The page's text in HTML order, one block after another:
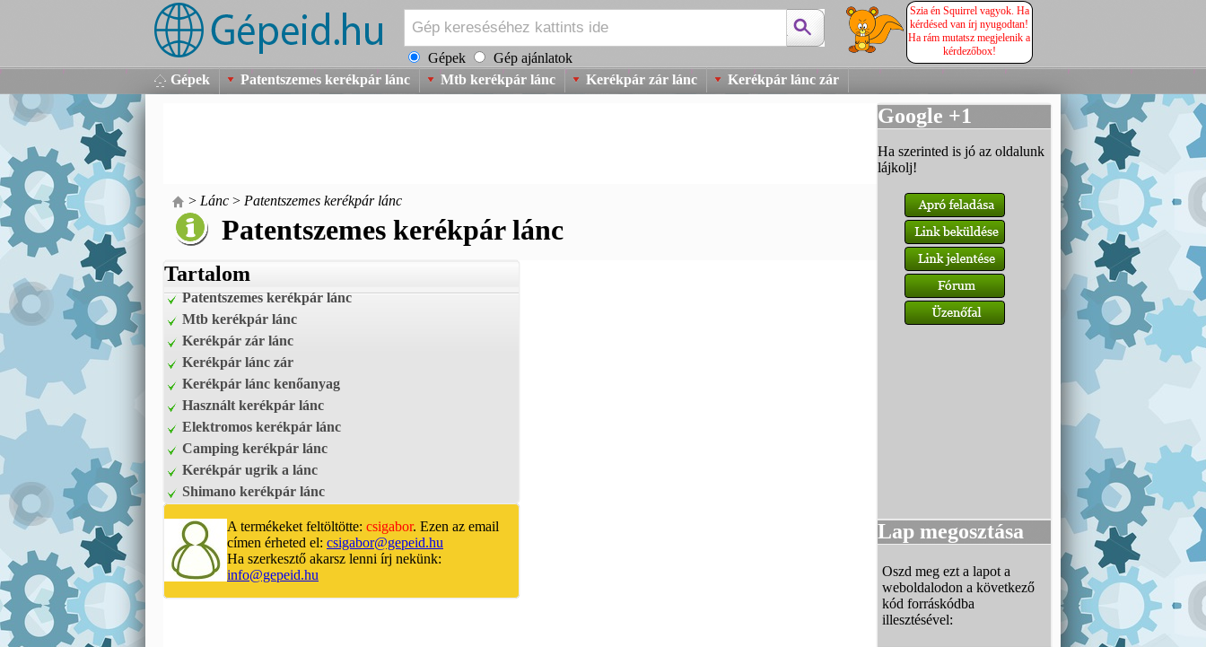
Gépek Gép ajánlatok
Szia én Squirrel vagyok. Ha
kérdésed van írj nyugodtan!
Ha rám mutatsz megjelenik a
kérdezőbox!
Gépek Patentszemes kerékpár lánc Mtb kerékpár lánc Kerékpár zár lánc Kerékpár lánc zár
> Lánc > Patentszemes kerékpár lánc
Patentszemes kerékpár lánc
Tartalom
Patentszemes kerékpár lánc
Mtb kerékpár lánc
Kerékpár zár lánc
Kerékpár lánc zár
Kerékpár lánc kenőanyag
Használt kerékpár lánc
Elektromos kerékpár lánc
Camping kerékpár lánc
Kerékpár ugrik a lánc
Shimano kerékpár lánc
A termékeket feltöltötte: csigabor. Ezen az email
címen érheted el: csigabor@gepeid.hu
Ha szerkesztő akarsz lenni írj nekünk:
info@gepeid.hu
Google +1
Ha szerinted is jó az oldalunk
lájkolj!
Lap megosztása
Oszd meg ezt a lapot a
weboldalodon a következő
kód forráskódba
illesztésével: